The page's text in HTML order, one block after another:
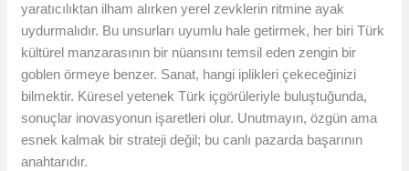
yaratıcılıktan ilham alırken yerel zevklerin ritmine ayak
uydurmalıdır. Bu unsurları uyumlu hale getirmek, her biri Türk
kültürel manzarasının bir nüansını temsil eden zengin bir
goblen örmeye benzer. Sanat, hangi iplikleri çekeceğinizi
bilmektir. Küresel yetenek Türk içgörüleriyle buluştuğunda,
sonuçlar inovasyonun işaretleri olur. Unutmayın, özgün ama
esnek kalmak bir strateji değil; bu canlı pazarda başarının
anahtarıdır.